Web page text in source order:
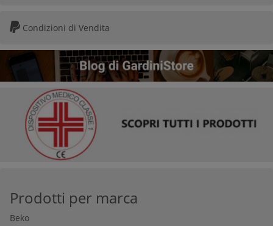
Condizioni di Vendita
Prodotti per marca
Beko